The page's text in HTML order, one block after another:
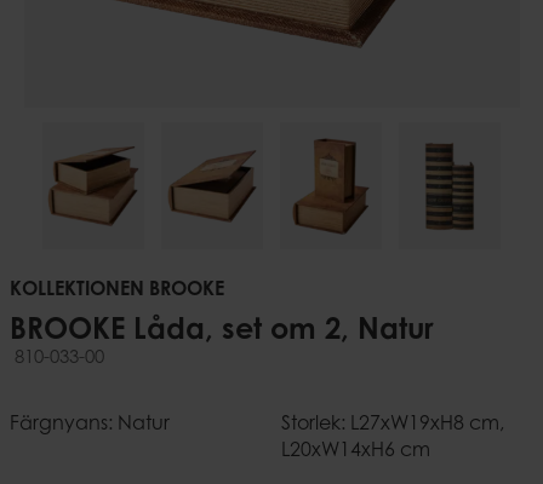
KOLLEKTIONEN BROOKE
BROOKE Låda, set om 2, Natur
810-033-00
Färgnyans: Natur
Storlek: L27xW19xH8 cm,
L20xW14xH6 cm